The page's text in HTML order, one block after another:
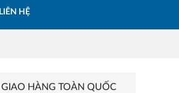
LIÊN HỆ
GIAO HÀNG TOÀN QUỐC